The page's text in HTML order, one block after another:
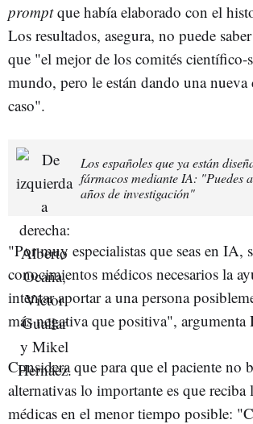
promptque había elaborado con el
Los resultados, asegura, no puede
que "el mejor de los comités científico-
mundo, pero le están dando una
caso".
Los españoles que ya están
fármacos mediante IA: "Puedes
años de investigación"
"Por muy especialistas que seas en IA,
conocimientos médicos necesarios la
intentar aportar a una persona
más negativa que positiva", argumenta
Considera que para que el paciente no
alternativas lo importante es que reciba
médicas en el menor tiempo posible: